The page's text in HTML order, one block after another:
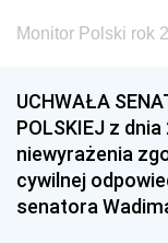
Monitor Polski rok
UCHWAŁA
POLSKIEJ z
niewyrażenia
cywilnej
senatora